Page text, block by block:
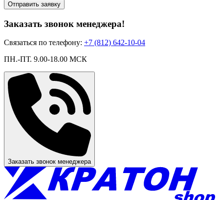
Отправить заявку
Заказать звонок менеджера!
Связаться по телефону: +7 (812) 642-10-04
ПН.-ПТ. 9.00-18.00 МСК
Заказать звонок менеджера